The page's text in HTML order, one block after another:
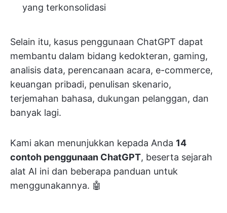
yang terkonsolidasi
Selain itu, kasus penggunaan ChatGPT dapat
membantu dalam bidang kedokteran, gaming,
analisis data, perencanaan acara, e-commerce,
keuangan pribadi, penulisan skenario,
terjemahan bahasa, dukungan pelanggan, dan
banyak lagi.
Kami akan menunjukkan kepada Anda 14
contoh penggunaan ChatGPT, beserta sejarah
alat AI ini dan beberapa panduan untuk
menggunakannya. 🤖